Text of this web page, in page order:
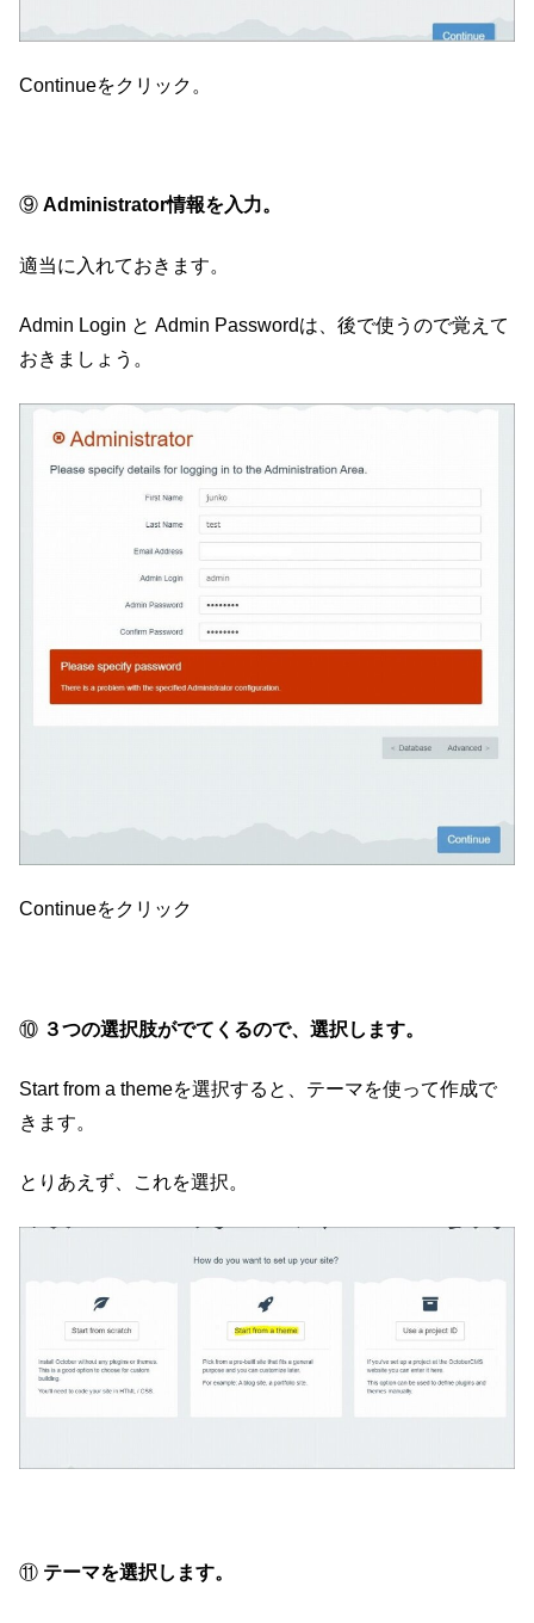
Continueをクリック。
⑨ Administrator情報を入力。
適当に入れておきます。
Admin Login と Admin Passwordは、後で使うので覚えて
おきましょう。
Continueをクリック
⑩ ３つの選択肢がでてくるので、選択します。
Start from a themeを選択すると、テーマを使って作成で
きます。
とりあえず、これを選択。
⑪ テーマを選択します。